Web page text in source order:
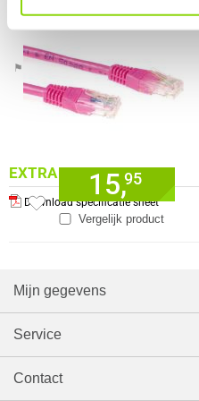
Verkrijgbaar sinds
Juni
⚑ Fout melden
EXTRA INFORMATIE
Download specificatie sheet
Vergelijk product
15,95
Mijn gegevens
Service
Contact